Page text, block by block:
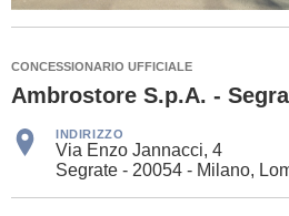
CONCESSIONARIO UFFICIALE
Ambrostore S.p.A. -
INDIRIZZO
Via Enzo Jannacci, 4
Segrate - 20054 - Milano,